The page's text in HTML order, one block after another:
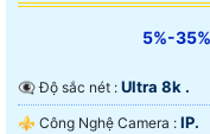
5%-35%
👁️‍🗨 Độ sắc nét : Ultra 8k .
⚜️ Công Nghệ Camera : IP.